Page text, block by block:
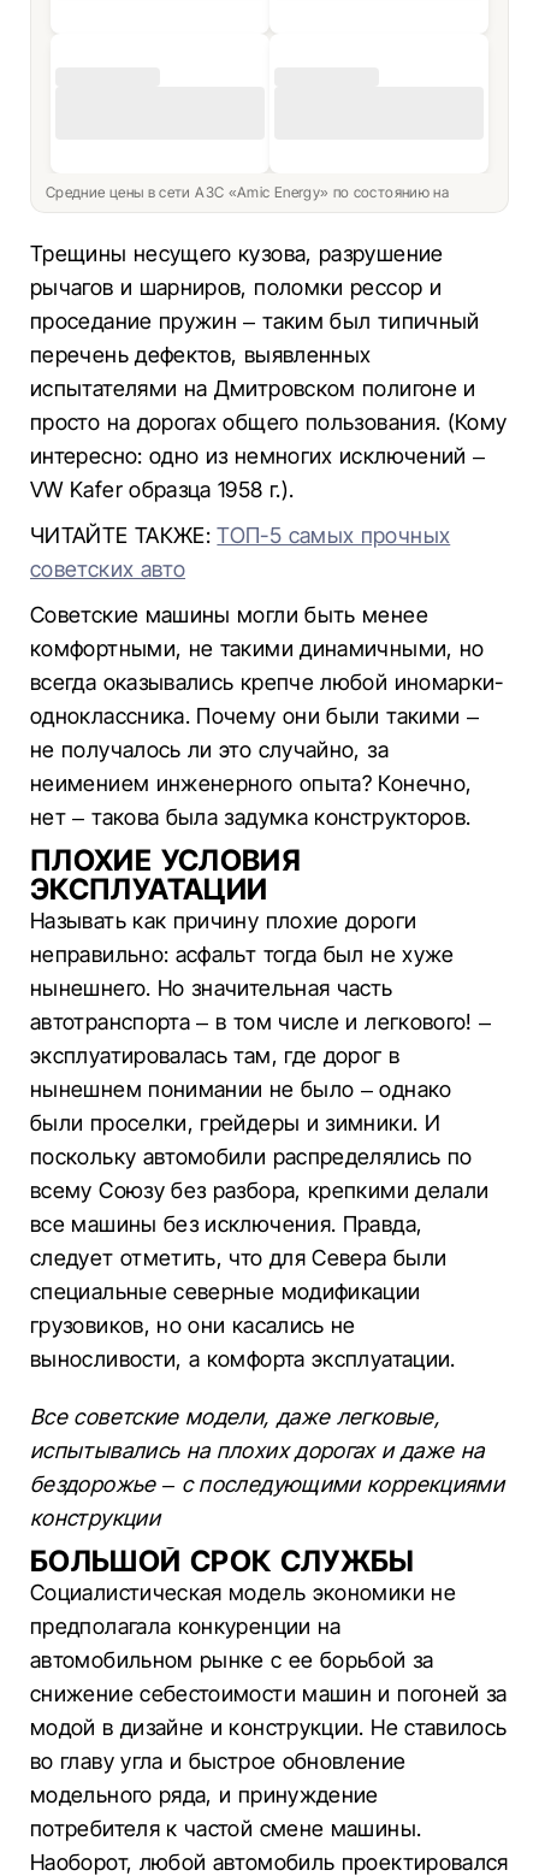
Средние цены в сети АЗС «Amic Energy» по состоянию на
Трещины несущего кузова, разрушение
рычагов и шарниров, поломки рессор и
проседание пружин – таким был типичный
перечень дефектов, выявленных
испытателями на Дмитровском полигоне и
просто на дорогах общего пользования. (Кому
интересно: одно из немногих исключений –
VW Kаfer образца 1958 г.).
ЧИТАЙТЕ ТАКЖЕ:ТОП-5 самых прочных
советских авто
Советские машины могли быть менее
комфортными, не такими динамичными, но
всегда оказывались крепче любой иномарки-
одноклассника. Почему они были такими –
не получалось ли это случайно, за
неимением инженерного опыта? Конечно,
нет – такова была задумка конструкторов.
ПЛОХИЕ УСЛОВИЯ
ЭКСПЛУАТАЦИИ
Называть как причину плохие дороги
неправильно: асфальт тогда был не хуже
нынешнего. Но значительная часть
автотранспорта – в том числе и легкового! –
эксплуатировалась там, где дорог в
нынешнем понимании не было – однако
были проселки, грейдеры и зимники. И
поскольку автомобили распределялись по
всему Союзу без разбора, крепкими делали
все машины без исключения. Правда,
следует отметить, что для Севера были
специальные северные модификации
грузовиков, но они касались не
выносливости, а комфорта эксплуатации.
Все советские модели, даже легковые,
испытывались на плохих дорогах и даже на
бездорожье – с последующими коррекциями
конструкции
БОЛЬШОЙ СРОК СЛУЖБЫ
Социалистическая модель экономики не
предполагала конкуренции на
автомобильном рынке с ее борьбой за
снижение себестоимости машин и погоней за
модой в дизайне и конструкции. Не ставилось
во главу угла и быстрое обновление
модельного ряда, и принуждение
потребителя к частой смене машины.
Наоборот, любой автомобиль проектировался